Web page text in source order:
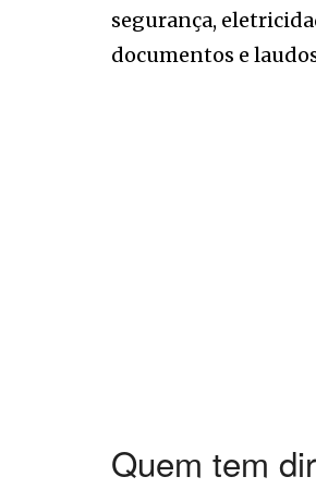
segurança,
documentos e
Quem tem